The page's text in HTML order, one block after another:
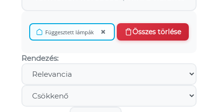
Függesztett lámpák × Összes törlése
Rendezés: